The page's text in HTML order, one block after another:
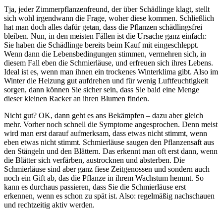
Tja, jeder Zimmerpflanzenfreund, der über Schädlinge klagt, stellt
sich wohl irgendwann die Frage, woher diese kommen. Schließlich
hat man doch alles dafür getan, dass die Pflanzen schädlingsfrei
bleiben. Nun, in den meisten Fällen ist die Ursache ganz einfach:
Sie haben die Schädlinge bereits beim Kauf mit eingeschleppt.
Wenn dann die Lebensbedingungen stimmen, vermehren sich, in
diesem Fall eben die Schmierläuse, und erfreuen sich ihres Lebens.
Ideal ist es, wenn man ihnen ein trockenes Winterklima gibt. Also im
Winter die Heizung gut aufdrehen und für wenig Luftfeuchtigkeit
sorgen, dann können Sie sicher sein, dass Sie bald eine Menge
dieser kleinen Racker an ihren Blumen finden.
Nicht gut? OK, dann geht es ans Bekämpfen – dazu aber gleich
mehr. Vorher noch schnell die Symptome angesprochen. Denn meist
wird man erst darauf aufmerksam, dass etwas nicht stimmt, wenn
eben etwas nicht stimmt. Schmierläuse saugen den Pflanzensaft aus
den Stängeln und den Blättern. Das erkennt man oft erst dann, wenn
die Blätter sich verfärben, austrocknen und absterben. Die
Schmierläuse sind aber ganz fiese Zeitgenossen und sondern auch
noch ein Gift ab, das die Pflanze in ihrem Wachstum hemmt. So
kann es durchaus passieren, dass Sie die Schmierläuse erst
erkennen, wenn es schon zu spät ist. Also: regelmäßig nachschauen
und rechtzeitig aktiv werden.